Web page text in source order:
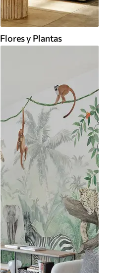
Flores y Plantas